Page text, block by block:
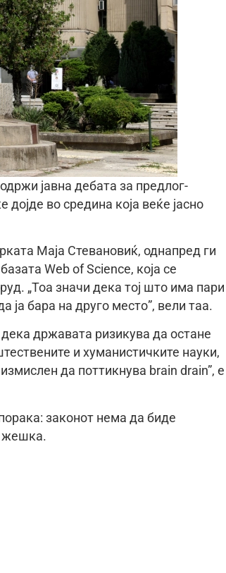
јавна дебата за предлог-
во средина која веќе јасно
Маја Стевановиќ, однапред ги
Web of Science, која се
„Тоа значи дека тој што има пари
бара на друго место”, вели таа.
државата ризикува да остане
и хуманистичките науки,
да поттикнува brain drain”, е
законот нема да биде
жешка.